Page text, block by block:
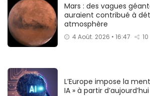
Mars : des vagues
auraient contribué à
atmosphère
4 Août. 2026 • 16:47 10
L’Europe impose la
IA » à partir d’aujourd’hui